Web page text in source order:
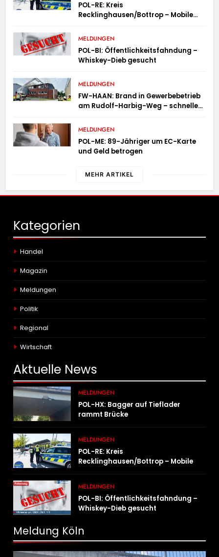
POL-RE: Kreis
Recklinghausen/Bottrop – Mobile
„PräsenzPlus“
MELDUNGEN
POL-BI: Öffentlichkeitsfahndung –
Whiskey-Dieb gesucht
MELDUNGEN
FW-HAAN: Brand in Gewerbebetrieb
am Rudolf-Harbig-Weg – schnelle
Ausbreitung
MELDUNGEN
POL-ME: 89-Jähriger um EC-Karte
und Geld betrogen
MEHR ARTIKEL
Kategorien
Handel
Magazin
Meldungen
Politik
Regional
Wirtschaft
Aktuelle News
MELDUNGEN
POL-HX: Bagger auf Tieflader
rammt Brücke
MELDUNGEN
POL-RE: Kreis
Recklinghausen/Bottrop – Mobile
MELDUNGEN
POL-BI: Öffentlichkeitsfahndung –
Whiskey-Dieb gesucht
Meldung Köln